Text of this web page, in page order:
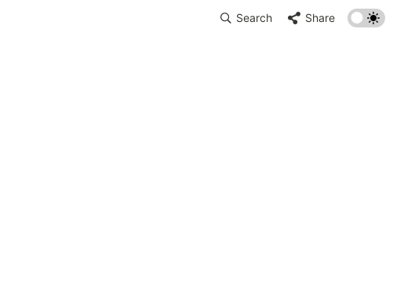
Search Share